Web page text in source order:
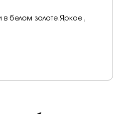
белом золоте.Яркое ,